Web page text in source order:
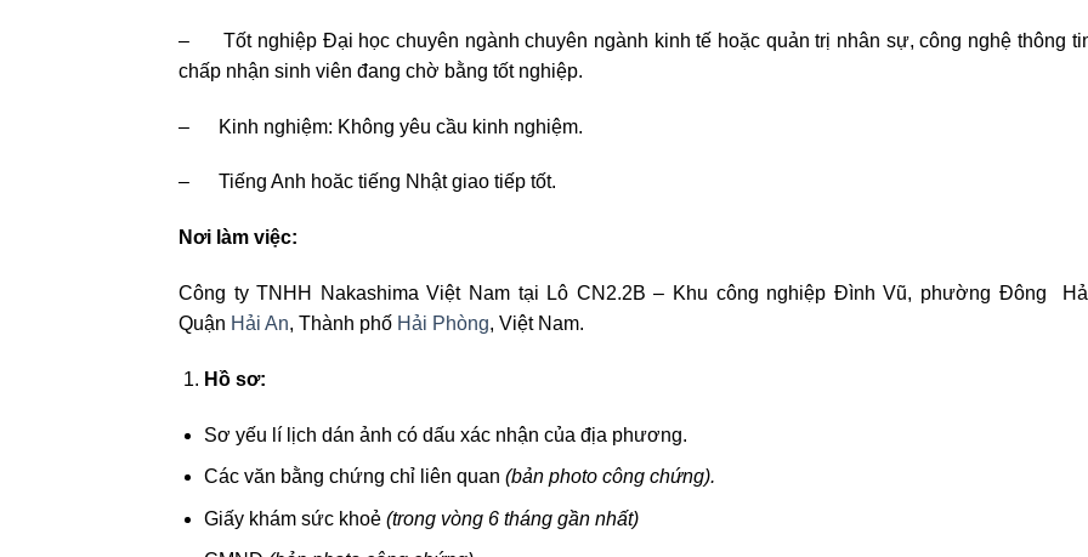
– Tốt nghiệp Đại học chuyên ngành chuyên ngành kinh tế hoặc quản trị nhân sự, công nghệ thông
chấp nhận sinh viên đang chờ bằng tốt nghiệp.
– Kinh nghiệm: Không yêu cầu kinh nghiệm.
– Tiếng Anh hoăc tiếng Nhật giao tiếp tốt.
Nơi làm việc:
Công ty TNHH Nakashima Việt Nam tại Lô CN2.2B – Khu công nghiệp Đình Vũ, phường Đông
Quận Hải An, Thành phố Hải Phòng, Việt Nam.
Hồ sơ:
Sơ yếu lí lịch dán ảnh có dấu xác nhận của địa phương.
Các văn bằng chứng chỉ liên quan (bản photo công chứng).
Giấy khám sức khoẻ (trong vòng 6 tháng gần nhất)